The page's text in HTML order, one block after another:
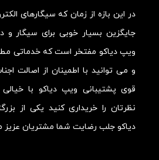
در این بازه از زمان که سیگارهای
جایگزین بسیار خوبی برای سیگار و
ویپ دیاکو مفتخر است که خدماتی
و می توانید با اطمینان از اصالت
قوی پشتیبانی ویپ دیاکو با
نظرتان را خریداری کنید یکی از
دیاکو جلب رضایت شما مشتریان عزیز